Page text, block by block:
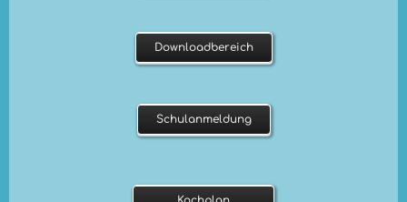
Downloadbereich
Schulanmeldung